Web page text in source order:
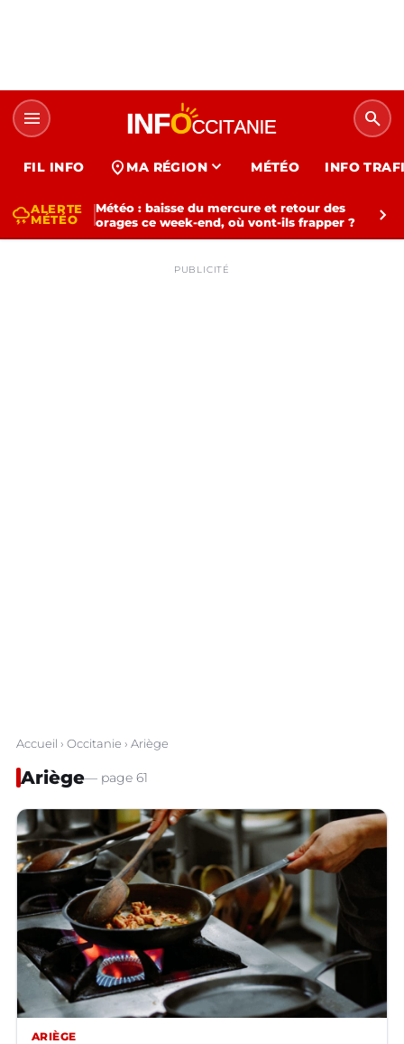
menu search
FIL INFO location_on MA RÉGION expand_more MÉTÉO INFO
thunderstormALERTE
MÉTÉO
Météo : baisse du mercure et retour des
orages ce week-end, où vont-ils frapper ?
chevron_right
PUBLICITÉ
Accueil › Occitanie › Ariège
Ariège— page 61
ARIÈGE